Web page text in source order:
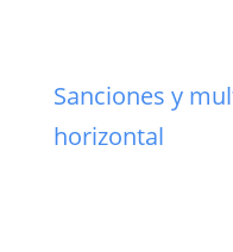
Sanciones y
horizontal